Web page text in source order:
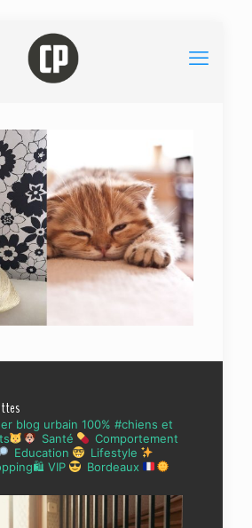
blog urbain 100% #chiens et
Santé
Comportement
Education
Lifestyle
VIP
Bordeaux